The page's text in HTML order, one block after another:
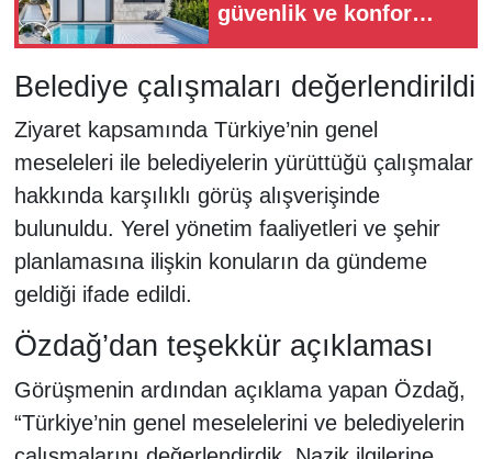
güvenlik ve konfor
Belediye çalışmaları değerlendirildi
Ziyaret kapsamında Türkiye’nin genel
meseleleri ile belediyelerin yürüttüğü çalışmalar
hakkında karşılıklı görüş alışverişinde
bulunuldu. Yerel yönetim faaliyetleri ve şehir
planlamasına ilişkin konuların da gündeme
geldiği ifade edildi.
Özdağ’dan teşekkür açıklaması
Görüşmenin ardından açıklama yapan Özdağ,
“Türkiye’nin genel meselelerini ve belediyelerin